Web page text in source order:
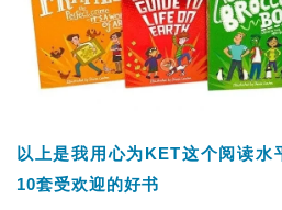
以上是我用心为KET这个阅读水
10套受欢迎的好书